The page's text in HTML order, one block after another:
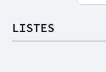
LISTES